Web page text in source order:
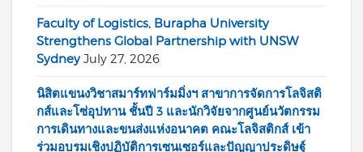
Faculty of Logistics, Burapha University
Strengthens Global Partnership with UNSW
Sydney July 27, 2026
นิสิตแขนงวิชาสมาร์ทฟาร์มมิ่งฯ สาขาการจัดการโลจิสติ
กส์และโซ่อุปทาน ชั้นปี 3 และนักวิจัยจากศูนย์นวัตกรรม
การเดินทางและขนส่งแห่งอนาคต คณะโลจิสติกส์ เข้า
ร่วมอบรมเชิงปฏิบัติการเซนเซอร์และปัญญาประดิษฐ์